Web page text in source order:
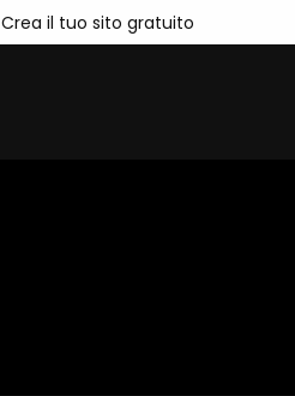
Crea il tuo sito gratuito